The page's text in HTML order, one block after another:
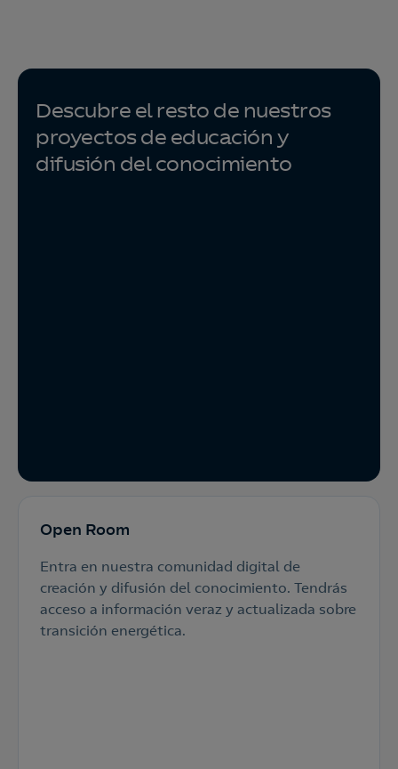
Descubre el resto de nuestros
proyectos de educación y
difusión del conocimiento​
Open Room
Entra en nuestra comunidad digital de
creación y difusión del conocimiento. Tendrás
acceso a información veraz y actualizada sobre
transición energética.